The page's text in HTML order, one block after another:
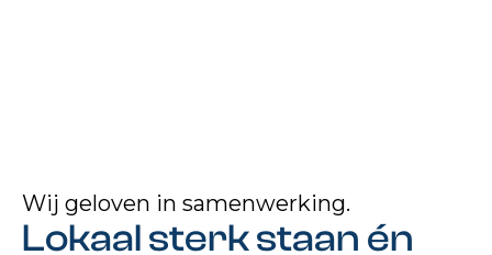
Wij geloven in samenwerking.
Lokaal sterk staan én